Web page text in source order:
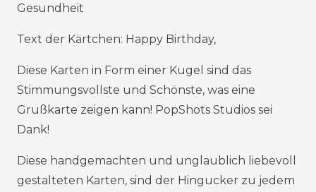
Gesundheit
Text der Kärtchen: Happy Birthday,
Diese Karten in Form einer Kugel sind das
Stimmungsvollste und Schönste, was eine
Grußkarte zeigen kann! PopShots Studios sei
Dank!
Diese handgemachten und unglaublich liebevoll
gestalteten Karten, sind der Hingucker zu jedem